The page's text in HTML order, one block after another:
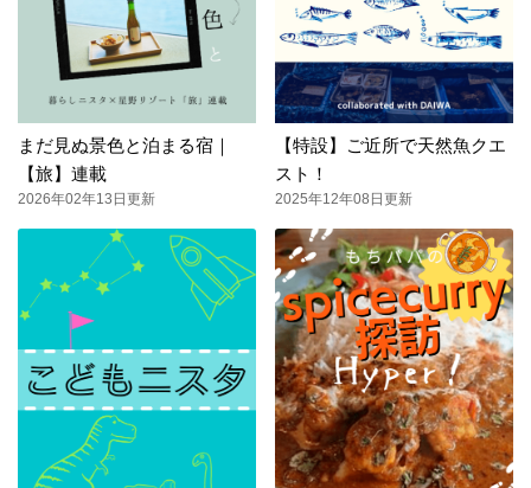
まだ見ぬ景色と泊まる宿｜
【旅】連載
2026年02年13日更新
【特設】ご近所で天然魚クエ
スト！
2025年12年08日更新